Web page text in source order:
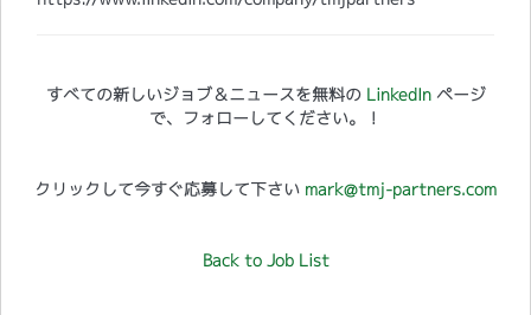
すべての新しいジョブ＆ニュースを無料の LinkedInページ
で、フォローしてください。！
クリックして今すぐ応募して下さい mark@tmj-partners.com
Back to Job List